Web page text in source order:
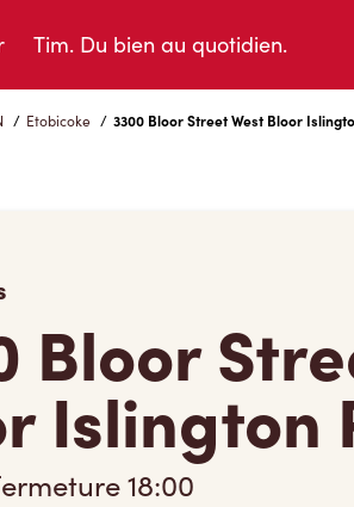
Tim. Du bien au quotidien.
/ Etobicoke / 3300 Bloor Street West Bloor
Bloor
Islington
18:00